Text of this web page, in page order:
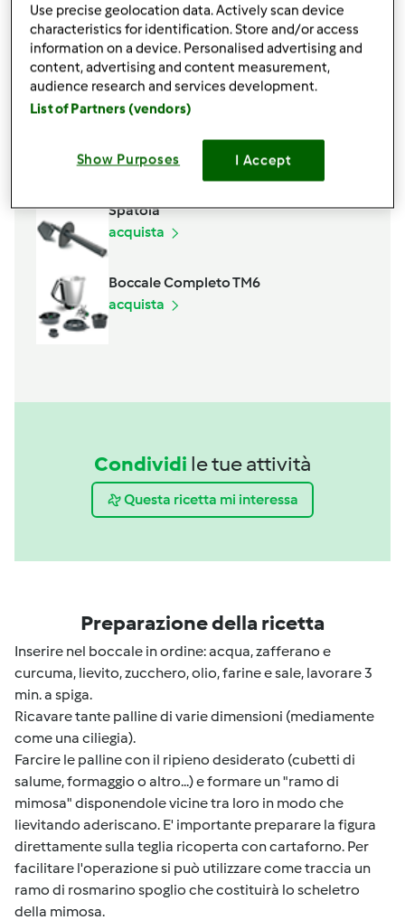
würstel
Per guarnire
ramettirosmarino
Aggiungi alla lista della spesa
Accessori che ti serviranno
Spatola
acquista
Boccale Completo TM6
acquista
Condividi le tue attività
Questa ricetta mi interessa
Preparazione della ricetta
Inserire nel boccale in ordine: acqua, zafferano e
curcuma, lievito, zucchero, olio, farine e sale, lavorare 3
min. a spiga.
Ricavare tante palline di varie dimensioni (mediamente
come una ciliegia).
Farcire le palline con il ripieno desiderato (cubetti di
salume, formaggio o altro...) e formare un "ramo di
mimosa" disponendole vicine tra loro in modo che
lievitando aderiscano. E' importante preparare la figura
direttamente sulla teglia ricoperta con cartaforno. Per
facilitare l'operazione si può utilizzare come traccia un
ramo di rosmarino spoglio che costituirà lo scheletro
della mimosa.
Use precise geolocation data. Actively scan device
characteristics for identification. Store and/or access
information on a device. Personalised advertising and
content, advertising and content measurement,
audience research and services development.
List of Partners (vendors)
Show Purposes I Accept